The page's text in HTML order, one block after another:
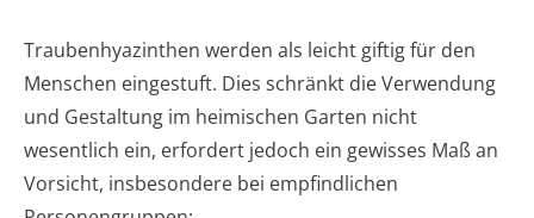
Traubenhyazinthen werden als leicht giftig für den
Menschen eingestuft. Dies schränkt die Verwendung
und Gestaltung im heimischen Garten nicht
wesentlich ein, erfordert jedoch ein gewisses Maß an
Vorsicht, insbesondere bei empfindlichen